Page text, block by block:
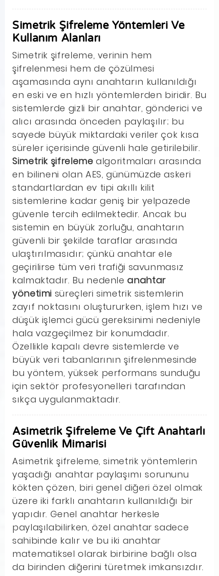
Simetrik Şifreleme Yöntemleri Ve
Kullanım Alanları
Simetrik şifreleme, verinin hem
şifrelenmesi hem de çözülmesi
aşamasında aynı anahtarın kullanıldığı
en eski ve en hızlı yöntemlerden biridir. Bu
sistemlerde gizli bir anahtar, gönderici ve
alıcı arasında önceden paylaşılır; bu
sayede büyük miktardaki veriler çok kısa
süreler içerisinde güvenli hale getirilebilir.
Simetrik şifreleme algoritmaları arasında
en bilineni olan AES, günümüzde askeri
standartlardan ev tipi akıllı kilit
sistemlerine kadar geniş bir yelpazede
güvenle tercih edilmektedir. Ancak bu
sistemin en büyük zorluğu, anahtarın
güvenli bir şekilde taraflar arasında
ulaştırılmasıdır; çünkü anahtar ele
geçirilirse tüm veri trafiği savunmasız
kalmaktadır. Bu nedenleanahtar
yönetimi süreçleri simetrik sistemlerin
zayıf noktasını oluştururken, işlem hızı ve
düşük işlemci gücü gereksinimi nedeniyle
hala vazgeçilmez bir konumdadır.
Özellikle kapalı devre sistemlerde ve
büyük veri tabanlarının şifrelenmesinde
bu yöntem, yüksek performans sunduğu
için sektör profesyonelleri tarafından
sıkça uygulanmaktadır.
Asimetrik Şifreleme Ve Çift Anahtarlı
Güvenlik Mimarisi
Asimetrik şifreleme, simetrik yöntemlerin
yaşadığı anahtar paylaşımı sorununu
kökten çözen, biri genel diğeri özel olmak
üzere iki farklı anahtarın kullanıldığı bir
yapıdır. Genel anahtar herkesle
paylaşılabilirken, özel anahtar sadece
sahibinde kalır ve bu iki anahtar
matematiksel olarak birbirine bağlı olsa
da birinden diğerini türetmek imkansızdır.